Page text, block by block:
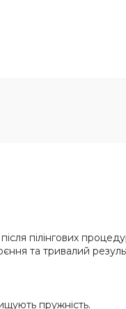
пілінгових
та тривалий
пружність.